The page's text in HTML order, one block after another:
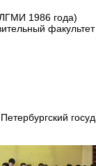
1986 года)